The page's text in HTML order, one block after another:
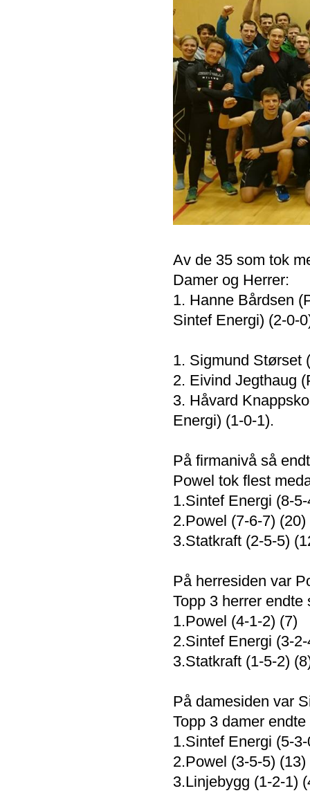
Av de 35 som tok
Damer og Herrer:
1. Hanne Bårdsen
Sintef Energi) (2-0-
1. Sigmund Størset
2. Eivind Jegthaug
3. Håvard
Energi) (1-0-1).
På firmanivå så
Powel tok flest
1.Sintef Energi (8-
2.Powel (7-6-7) (20)
3.Statkraft (2-5-5)
På herresiden var
Topp 3 herrer endte
1.Powel (4-1-2) (7)
2.Sintef Energi (3-
3.Statkraft (1-5-2)
På damesiden var
Topp 3 damer endte
1.Sintef Energi (5-
2.Powel (3-5-5) (13)
3.Linjebygg (1-2-1)